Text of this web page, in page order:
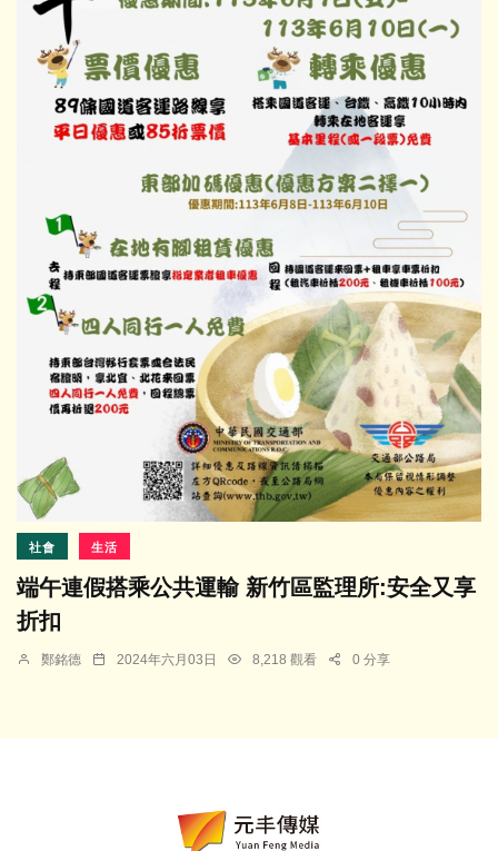
社會 生活
端午連假搭乘公共運輸 新竹區監理所:安全又享
折扣
鄭銘德 2024年六月03日 8,218 觀看 0 分享